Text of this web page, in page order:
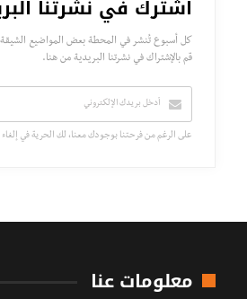
اشترك في نشرتنا
كل أسبوع تُنشر في المحطة بعض المواضيع
قم بالإشتراك في نشرتنا البريدية من هنا.
على الرغم من فرحتنا بوجودك معنا، لك الحرية في
معلومات عنا